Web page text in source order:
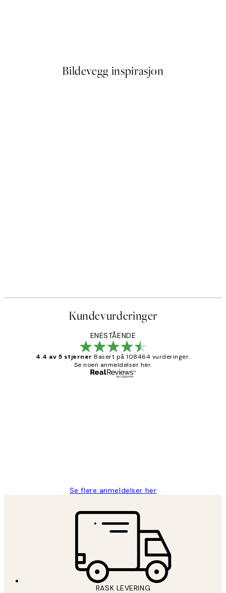
Bildevegg inspirasjon
Kundevurderinger
ENESTÅENDE
4.4 av 5 stjerner Basert på 108464 vurderinger.
Se noen anmeldelser her.
Se flere anmeldelser her
RASK LEVERING